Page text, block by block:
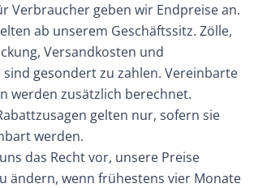
Verbraucher geben wir Endpreise an.
ab unserem Geschäftssitz. Zölle,
Versandkosten und
gesondert zu zahlen. Vereinbarte
werden zusätzlich berechnet.
gelten nur, sofern sie
werden.
das Recht vor, unsere Preise
ändern, wenn frühestens vier Monate